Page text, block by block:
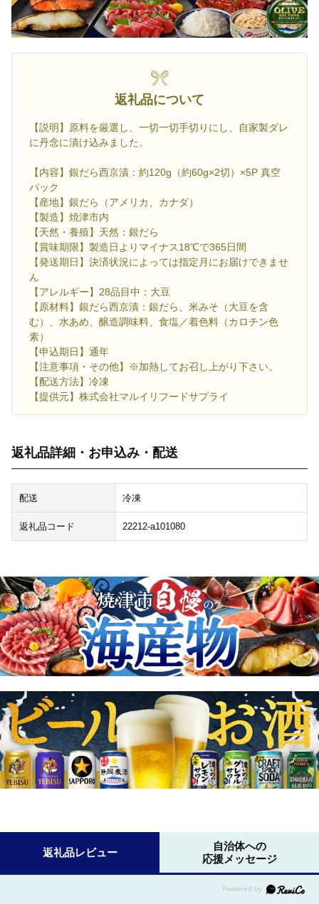
返礼品について
【説明】原料を厳選し、一切一切手切りにし、自家製ダレ
に丹念に漬け込みました。
【内容】銀だら西京漬：約120g（約60g×2切）×5P 真空
パック
【産地】銀だら（アメリカ、カナダ）
【製造】焼津市内
【天然・養殖】天然：銀だら
【賞味期限】製造日よりマイナス18℃で365日間
【発送期日】決済状況によっては指定月にお届けできませ
ん
【アレルギー】28品目中：大豆
【原材料】銀だら西京漬：銀だら、米みそ（大豆を含
む）、水あめ、醸造調味料、食塩／着色料（カロチン色
素）
【申込期日】通年
【注意事項・その他】※加熱してお召し上がり下さい。
【配送方法】冷凍
【提供元】株式会社マルイリフードサプライ
返礼品詳細・お申込み・配送
配送 冷凍
返礼品コード 22212-a101080
返礼品レビュー
自治体への
応援メッセージ